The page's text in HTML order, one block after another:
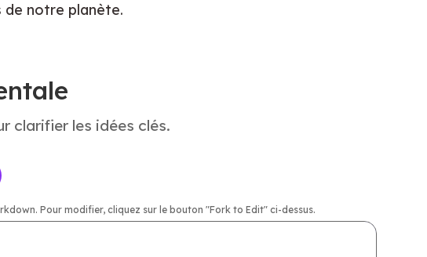
de notre planète.
clarifier les idées clés.
Pour modifier, cliquez sur le bouton "Fork to Edit" ci-dessus.